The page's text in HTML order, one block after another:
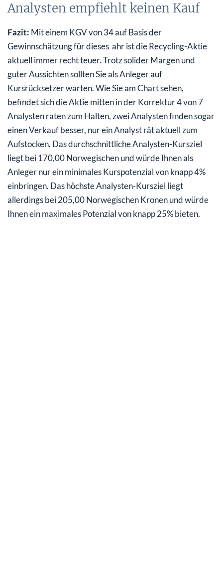
Analysten empfiehlt keinen Kauf
Fazit: Mit einem KGV von 34 auf Basis der
Gewinnschätzung für dieses ahr ist die Recycling-Aktie
aktuell immer recht teuer. Trotz solider Margen und
guter Aussichten sollten Sie als Anleger auf
Kursrücksetzer warten. Wie Sie am Chart sehen,
befindet sich die Aktie mitten in der Korrektur 4 von 7
Analysten raten zum Halten, zwei Analysten finden sogar
einen Verkauf besser, nur ein Analyst rät aktuell zum
Aufstocken. Das durchschnittliche Analysten-Kursziel
liegt bei 170,00 Norwegischen und würde Ihnen als
Anleger nur ein minimales Kurspotenzial von knapp 4%
einbringen. Das höchste Analysten-Kursziel liegt
allerdings bei 205,00 Norwegischen Kronen und würde
Ihnen ein maximales Potenzial von knapp 25% bieten.